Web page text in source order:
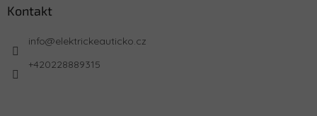
Kontakt
info@elektrickeauticko.cz
+420228889315